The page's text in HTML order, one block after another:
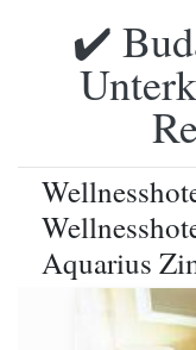
✔️
Aquarius